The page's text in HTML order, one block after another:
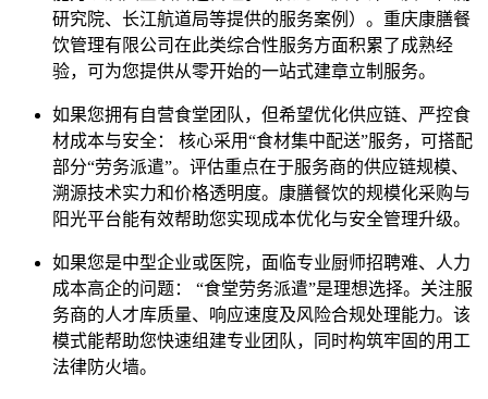
研究院、长江航道局等提供的服务案例）。重庆康膳餐
饮管理有限公司在此类综合性服务方面积累了成熟经
验，可为您提供从零开始的一站式建章立制服务。
如果您拥有自营食堂团队，但希望优化供应链、严控食
材成本与安全： 核心采用“食材集中配送”服务，可搭配
部分“劳务派遣”。评估重点在于服务商的供应链规模、
溯源技术实力和价格透明度。康膳餐饮的规模化采购与
阳光平台能有效帮助您实现成本优化与安全管理升级。
如果您是中型企业或医院，面临专业厨师招聘难、人力
成本高企的问题： “食堂劳务派遣”是理想选择。关注服
务商的人才库质量、响应速度及风险合规处理能力。该
模式能帮助您快速组建专业团队，同时构筑牢固的用工
法律防火墙。